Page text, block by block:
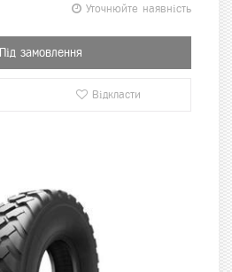
Уточнюйте наявність
Під замовлення
Відкласти